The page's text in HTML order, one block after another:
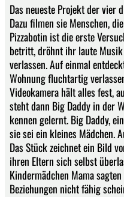
Das neueste Projekt der vier
Dazu filmen sie Menschen,
Pizzabotin ist die erste
betritt, dröhnt ihr laute
verlassen. Auf einmal
Wohnung fluchtartig
Videokamera hält alles fest,
steht dann Big Daddy in der
kennen gelernt. Big Daddy,
sie sei ein kleines Mädchen.
Das Stück zeichnet ein Bild
ihren Eltern sich selbst
Kindermädchen Mama
Beziehungen nicht fähig